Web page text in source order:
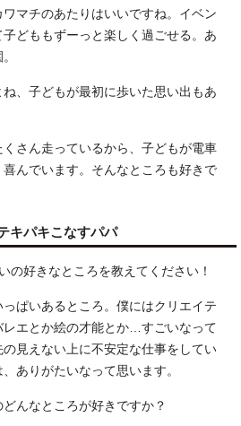
マチのあたりはいいですね。イベン
子どももずーっと楽しく過ごせる。あ
、子どもが最初に歩いた思い出もあ
さん走っているから、子どもが電車
んでいます。そんなところも好きで
キパキこなすパパ
好きなところを教えてください！
ぱいあるところ。僕にはクリエイテ
レエとか絵の才能とか…すごいなって
見えない上に不安定な仕事をしてい
ありがたいなって思います。
んなところが好きですか？